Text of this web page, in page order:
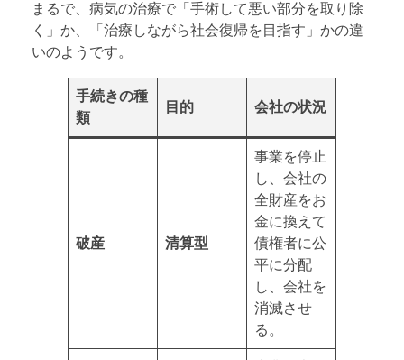
まるで、病気の治療で「手術して悪い部分を取り除
く」か、「治療しながら社会復帰を目指す」かの違
いのようです。
手続きの種
類
目的 会社の状況
破産 清算型
事業を停止
し、会社の
全財産をお
金に換えて
債権者に公
平に分配
し、会社を
消滅させ
る。